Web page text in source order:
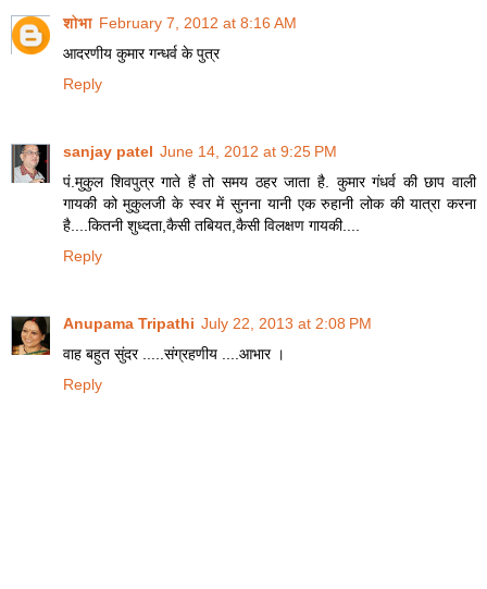
शोभा February 7, 2012 at 8:16 AM
आदरणीय कुमार गन्धर्व के पुत्र
Reply
sanjay patel June 14, 2012 at 9:25 PM
पं.मुकुल शिवपुत्र गाते हैं तो समय ठहर जाता है. कुमार गंधर्व की छाप वाली
गायकी को मुकुलजी के स्वर में सुनना यानी एक रुहानी लोक की यात्रा करना
है....कितनी शुध्दता,कैसी तबियत,कैसी विलक्षण गायकी....
Reply
Anupama Tripathi July 22, 2013 at 2:08 PM
वाह बहुत सुंदर .....संग्रहणीय ....आभार ।
Reply